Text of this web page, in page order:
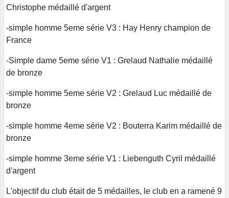
Christophe médaillé d'argent
-simple homme 5eme série V3 : Hay Henry champion de
France
-Simple dame 5eme série V1 : Grelaud Nathalie médaillé
de bronze
-simple homme 5eme série V2 : Grelaud Luc médaillé de
bronze
-simple homme 4eme série V2 : Bouterra Karim médaillé de
bronze
-simple homme 3eme série V1 : Liebenguth Cyril médaillé
d'argent
L'objectif du club était de 5 médailles, le club en a ramené 9